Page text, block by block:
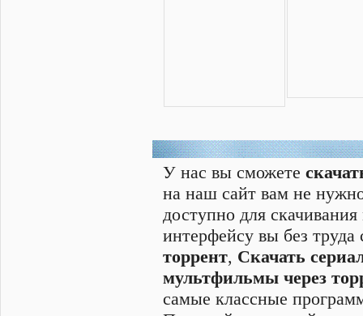
У нас вы сможете
на наш сайт вам не
доступно для
интерфейсу вы без
торрент, Скачать
мультфильмы через
самые классные